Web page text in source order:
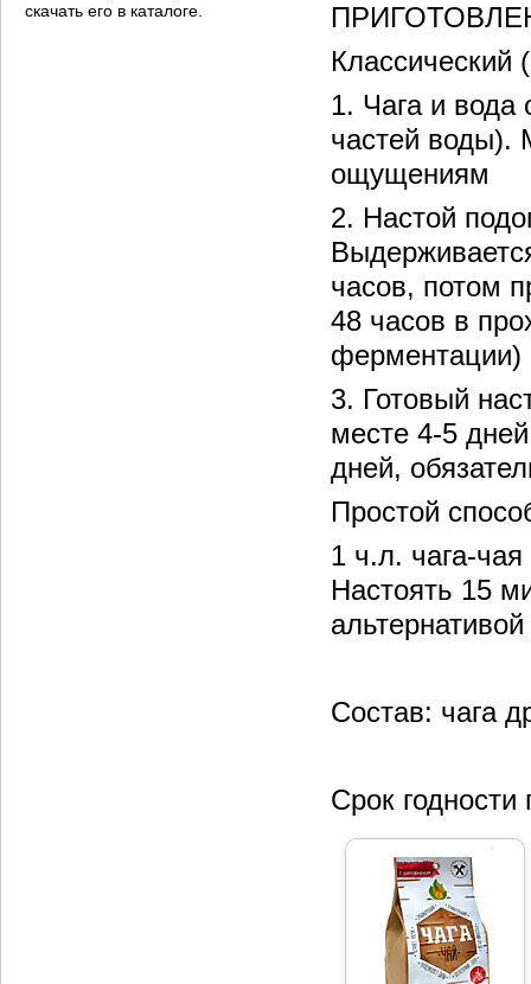
скачать его в каталоге.
Классический
1. Чага и вода
частей воды).
ощущениям
2. Настой
часов, потом
48 часов в
ферментации)
3. Готовый
месте 4-5
дней,
Простой
1 ч.л. чага-
Настоять 15
Состав: чага
Срок